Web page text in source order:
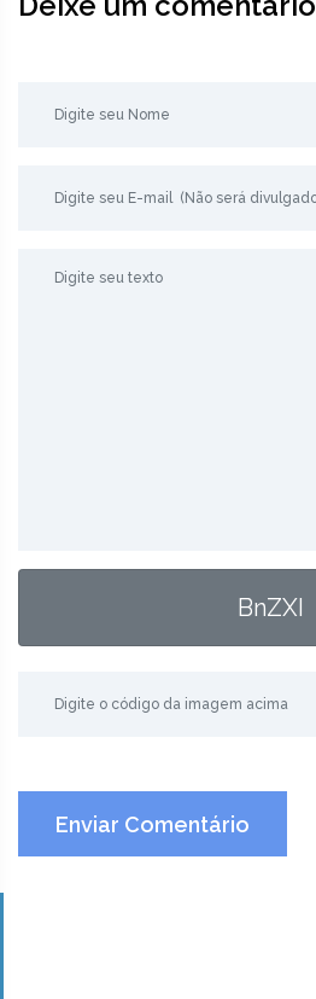
BnZXI
Enviar Comentário